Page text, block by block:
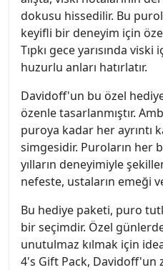
dokusu hissedilir. Bu
keyifli bir deneyim için
Tıpkı gece yarısında
huzurlu anları hatırlatır.
Davidoff'un bu özel
özenle tasarlanmıştır.
puroya kadar her ayrıntı
simgesidir. Puroların her
yılların deneyimiyle
nefeste, ustaların emeği
Bu hediye paketi, puro
bir seçimdir. Özel
unutulmaz kılmak için
4's Gift Pack, Davidoff'un